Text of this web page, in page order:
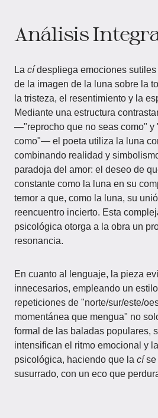
Análisis
La cídespliega emociones sutiles
de la imagen de la luna sobre la
la tristeza, el resentimiento y la
Mediante una estructura
—"reprocho que no seas como" y
como"— el poeta utiliza la luna
combinando realidad y
paradoja del amor: el deseo de
constante como la luna en su
temor a que, como la luna, su
reencuentro incierto. Esta
psicológica otorga a la obra un
resonancia.
En cuanto al lenguaje, la pieza
innecesarios, empleando un
repeticiones de "norte/sur/este/
momentánea que mengua" no
formal de las baladas populares,
intensifican el ritmo emocional y
psicológica, haciendo que la císe
susurrado, con un eco que